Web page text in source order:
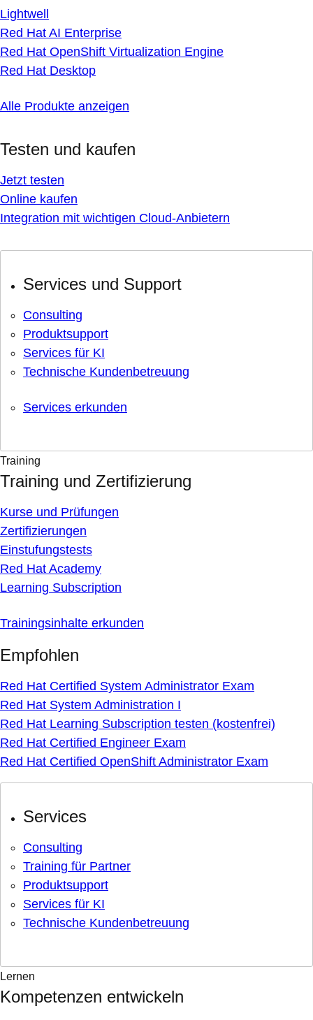
Lightwell
Red Hat AI Enterprise
Red Hat OpenShift Virtualization Engine
Red Hat Desktop
Alle Produkte anzeigen
Testen und kaufen
Jetzt testen
Online kaufen
Integration mit wichtigen Cloud-Anbietern
Services und Support
Consulting
Produktsupport
Services für KI
Technische Kundenbetreuung
Services erkunden
Training
Training und Zertifizierung
Kurse und Prüfungen
Zertifizierungen
Einstufungstests
Red Hat Academy
Learning Subscription
Trainingsinhalte erkunden
Empfohlen
Red Hat Certified System Administrator Exam
Red Hat System Administration I
Red Hat Learning Subscription testen (kostenfrei)
Red Hat Certified Engineer Exam
Red Hat Certified OpenShift Administrator Exam
Services
Consulting
Training für Partner
Produktsupport
Services für KI
Technische Kundenbetreuung
Lernen
Kompetenzen entwickeln